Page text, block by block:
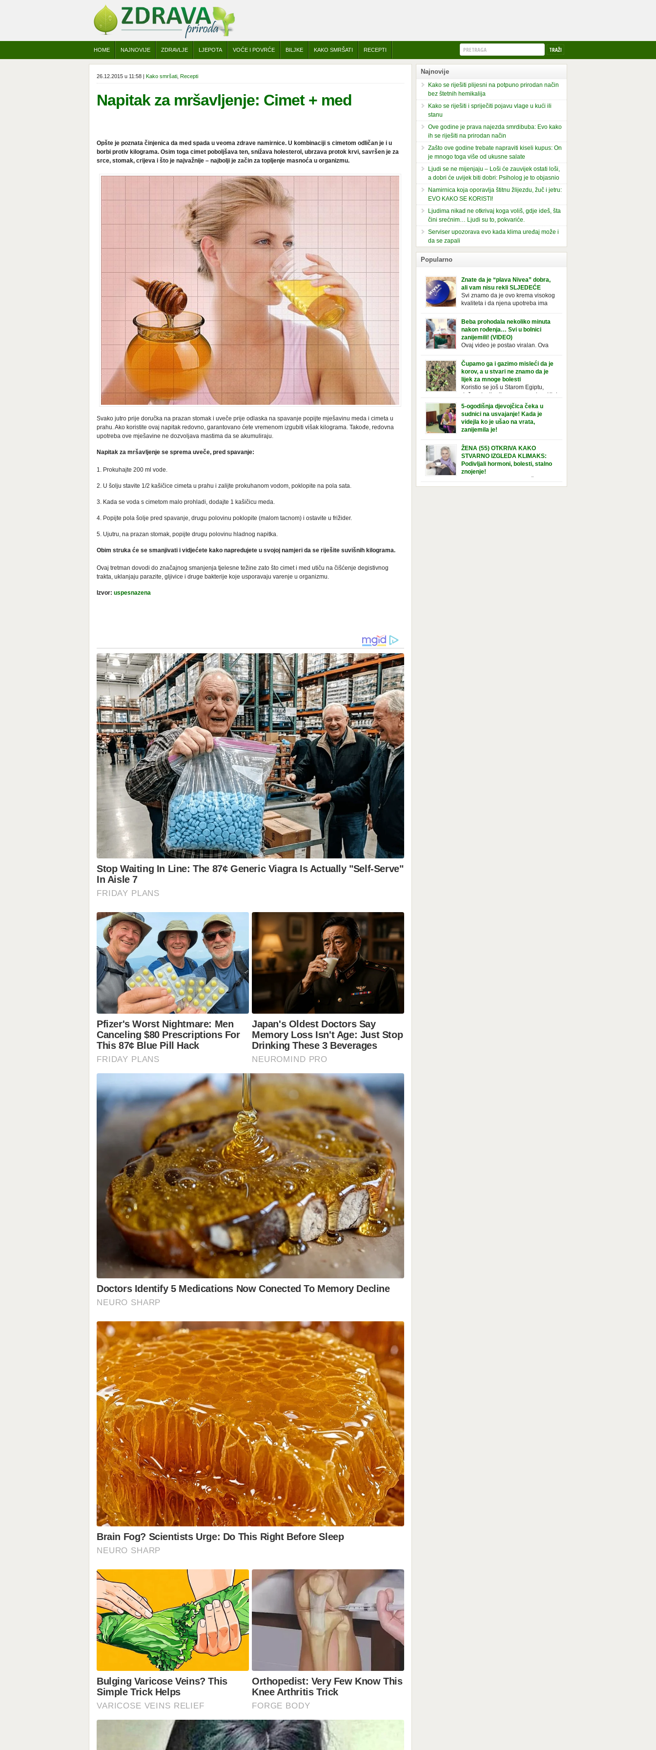
HOME NAJNOVIJE ZDRAVLJE LJEPOTA VOĆE I POVRĆE BILJKE KAKO SMRŠATI RECEPTI
26.12.2015 u 11:58 | Kako smršati Recepti
Napitak za mršavljenje: Cimet + med
Opšte je poznata činjenica da med spada u veoma zdrave namirnice. U kombinaciji s cimetom odličan je i u
borbi protiv kilograma. Osim toga cimet poboljšava ten, snižava holesterol, ubrzava protok krvi, savršen je za
srce, stomak, crijeva i što je najvažnije – najbolji je začin za topljenje masnoća u organizmu.
Svako jutro prije doručka na prazan stomak i uveče prije odlaska na spavanje popijte mješavinu meda i cimeta u
prahu. Ako koristite ovaj napitak redovno, garantovano ćete vremenom izgubiti višak kilograma. Takođe, redovna
upotreba ove mješavine ne dozvoljava mastima da se akumuliraju.
Napitak za mršavljenje se sprema uveče, pred spavanje:
1. Prokuhajte 200 ml vode.
2. U šolju stavite 1/2 kašičice cimeta u prahu i zalijte prokuhanom vodom, poklopite na pola sata.
3. Kada se voda s cimetom malo prohladi, dodajte 1 kašičicu meda.
4. Popijte pola šolje pred spavanje, drugu polovinu poklopite (malom tacnom) i ostavite u frižider.
5. Ujutru, na prazan stomak, popijte drugu polovinu hladnog napitka.
Obim struka će se smanjivati i vidjećete kako napredujete u svojoj namjeri da se riješite suvišnih kilograma.
Ovaj tretman dovodi do značajnog smanjenja tjelesne težine zato što cimet i med utiču na čišćenje degistivnog
trakta, uklanjaju parazite, gljivice i druge bakterije koje usporavaju varenje u organizmu.
Izvor: uspesnazena
Najnovije
Kako se riješiti plijesni na potpuno prirodan način
bez štetnih hemikalija
Kako se riješiti i spriječiti pojavu vlage u kući ili
stanu
Ove godine je prava najezda smrdibuba: Evo kako
ih se riješiti na prirodan način
Zašto ove godine trebate napraviti kiseli kupus: On
je mnogo toga više od ukusne salate
Ljudi se ne mijenjaju – Loši će zauvijek ostati loši,
a dobri će uvijek biti dobri: Psiholog je to objasnio
Namirnica koja oporavlja štitnu žlijezdu, žuč i jetru:
EVO KAKO SE KORISTI!
Ljudima nikad ne otkrivaj koga voliš, gdje ideš, šta
čini srećnim… Ljudi su to, pokvariće.
Serviser upozorava evo kada klima uređaj može i
da se zapali
Popularno
Znate da je “plava Nivea” dobra,
ali vam nisu rekli SLJEDEĆE
Svi znamo da je ovo krema visokog
kvaliteta i da njena upotreba ima
sljedeće o njoj. Nivea krema u klasičnoj, plavoj
kutiji, prepoznatljivog mirisa i jednostavne
formule, jeste nezamenljiv inventar u kupatilima i
muškaraca i žena. Mnogi ljudi se ne odvajaju od
nje, pa je čak nose sa […]
Beba prohodala nekoliko minuta
nakon rođenja… Svi u bolnici
zanijemili! (VIDEO)
Ovaj video je postao viralan. Ova
korake. To je mnoge nasmijalo. Ovaj video je baš
neobičan. Ne viđamo baš često ovakve korake
kod novorođenih beba. Video je snimila babica,
pregledalo ga je preko 80 miliona ljudi. Ove
babice su ostale u čudu nakon što su vidjeli kako
Čupamo ga i gazimo misleći da je
korov, a u stvari ne znamo da je
lijek za mnoge bolesti
Koristio se još u Starom Egiptu,
duže od milenijuma se uzgaja u Kini
i Indiji, Francuzi od njega prave različita
tradicionalna jela i čorbe… Jedino mi gazimo po
njemu, čupamo ga i bacamo kao korov! Tušt je
jednogodišnji, ali vrlo uporan “korov” koji, ka­da
nam se jednom nastani u bašti ili dvorištu, teško
5-ogodišnja djevojčica čeka u
sudnici na usvajanje! Kada je
videjla ko je ušao na vrata,
zanijemila je!
zbrinuta u hraniteljskoj porodici. Sada, u svojoj 5.
godini, dočekala je momenat usvajanja, kada će
dobiti novu, stalnu porodicu. Ovaj dan je bio
veoma poseban za djevojčicu i njenu novu
porodicu, ali je uskoro postao još čarobniji,
ŽENA (55) OTKRIVA KAKO
STVARNO IZGLEDA KLIMAKS:
Podivljali hormoni, bolesti, stalno
znojenje!
“Bila sam slomljena, naslušala sam
se o tome da ću uskoro izgledati kao da imam